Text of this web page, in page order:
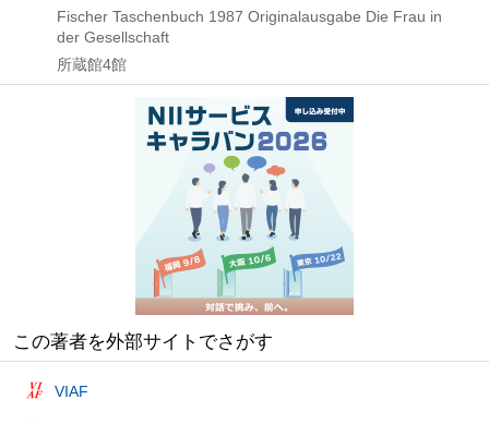
Fischer Taschenbuch 1987 Originalausgabe Die Frau in
der Gesellschaft
所蔵館4館
この著者を外部サイトでさがす
VIAF